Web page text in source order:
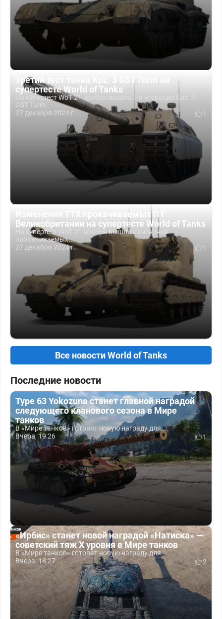
Третий тест танка Kpz. 3 GST Turm на
супертесте World of Tanks
На супертест WoT 21 ноября вышла 3-я итерация Kpz. 3
GST Turm.
27 декабря 2024 г.
1
Изменения ТТХ прокачиваемых ПТ
Великобритании на супертесте World of Tanks
На супертест WoT 21 ноября вышли изменения
прокачиваемых...
27 декабря 2024 г.
1
Все новости World of Tanks
Последние новости
Type 63 Yokozuna станет главной наградой
следующего кланового сезона в Мире
танков
В «Мире танков» готовят новую награду для...
Вчера, 19:26
1
«Ирбис» станет новой наградой «Натиска» —
советский тяж X уровня в Мире танков
В «Мире танков» готовят новую награду для...
Вчера, 18:27
2